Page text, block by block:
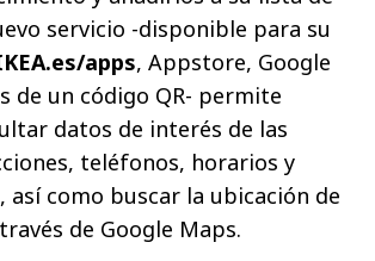
servicio -disponible para su
apps, Appstore, Google
de un código QR- permite
datos de interés de las
teléfonos, horarios y
así como buscar la ubicación de
de Google Maps.